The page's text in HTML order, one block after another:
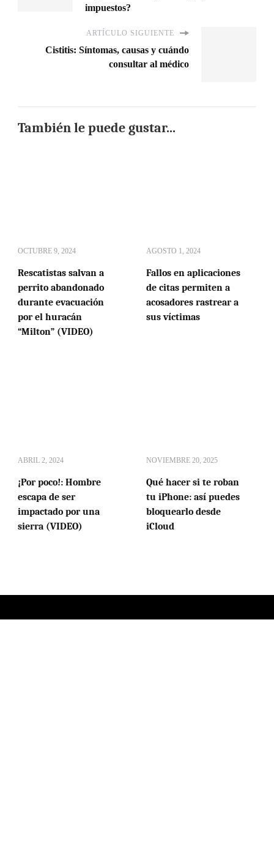
impuestos?
ARTÍCULO SIGUIENTE
Cistitis: Síntomas, causas y cuándo
consultar al médico
También le puede gustar...
OCTUBRE 9, 2024
Rescatistas salvan a
perrito abandonado
durante evacuación
por el huracán
“Milton” (VIDEO)
AGOSTO 1, 2024
Fallos en aplicaciones
de citas permiten a
acosadores rastrear a
sus víctimas
ABRIL 2, 2024
¡Por poco!: Hombre
escapa de ser
impactado por una
sierra (VIDEO)
NOVIEMBRE 20, 2025
Qué hacer si te roban
tu iPhone: así puedes
bloquearlo desde
iCloud